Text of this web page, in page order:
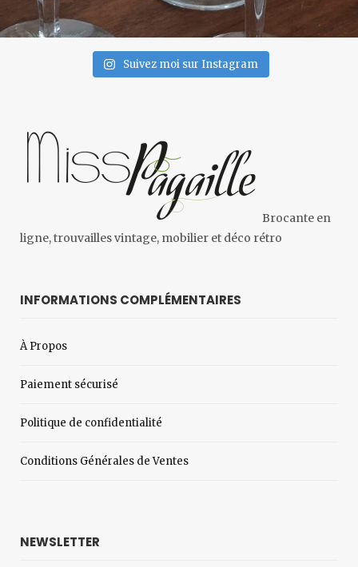
Suivez moi sur Instagram
Brocante en
ligne, trouvailles vintage, mobilier et déco rétro
INFORMATIONS COMPLÉMENTAIRES
À Propos
Paiement sécurisé
Politique de confidentialité
Conditions Générales de Ventes
NEWSLETTER